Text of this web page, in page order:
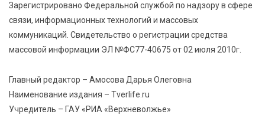
В Твери прошла акция «Светлячок»: как сделать
ребенка видимым для водителей в любую погоду
Водителям региона напоминают о правилах
перевозки детей в машине
Зарегистрировано Федеральной службой по надзору в сфере
связи, информационных технологий и массовых
коммуникаций. Свидетельство о регистрации средства
массовой информации ЭЛ №ФС77-40675 от 02 июля 2010г.
Главный редактор – Амосова Дарья Олеговна
Наименование издания – Tverlife.ru
Учредитель – ГАУ «РИА «Верхневолжье»